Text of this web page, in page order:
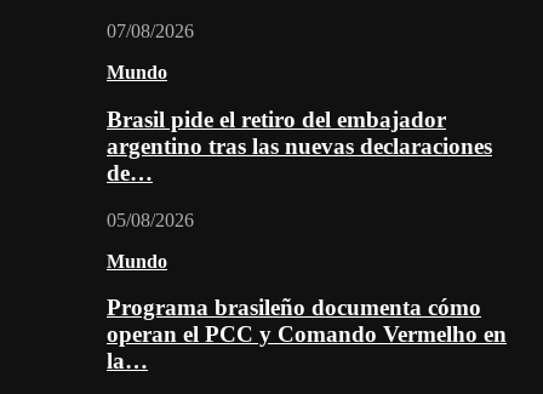
07/08/2026
Mundo
Brasil pide el retiro del embajador
argentino tras las nuevas declaraciones
de…
05/08/2026
Mundo
Programa brasileño documenta cómo
operan el PCC y Comando Vermelho en
la…